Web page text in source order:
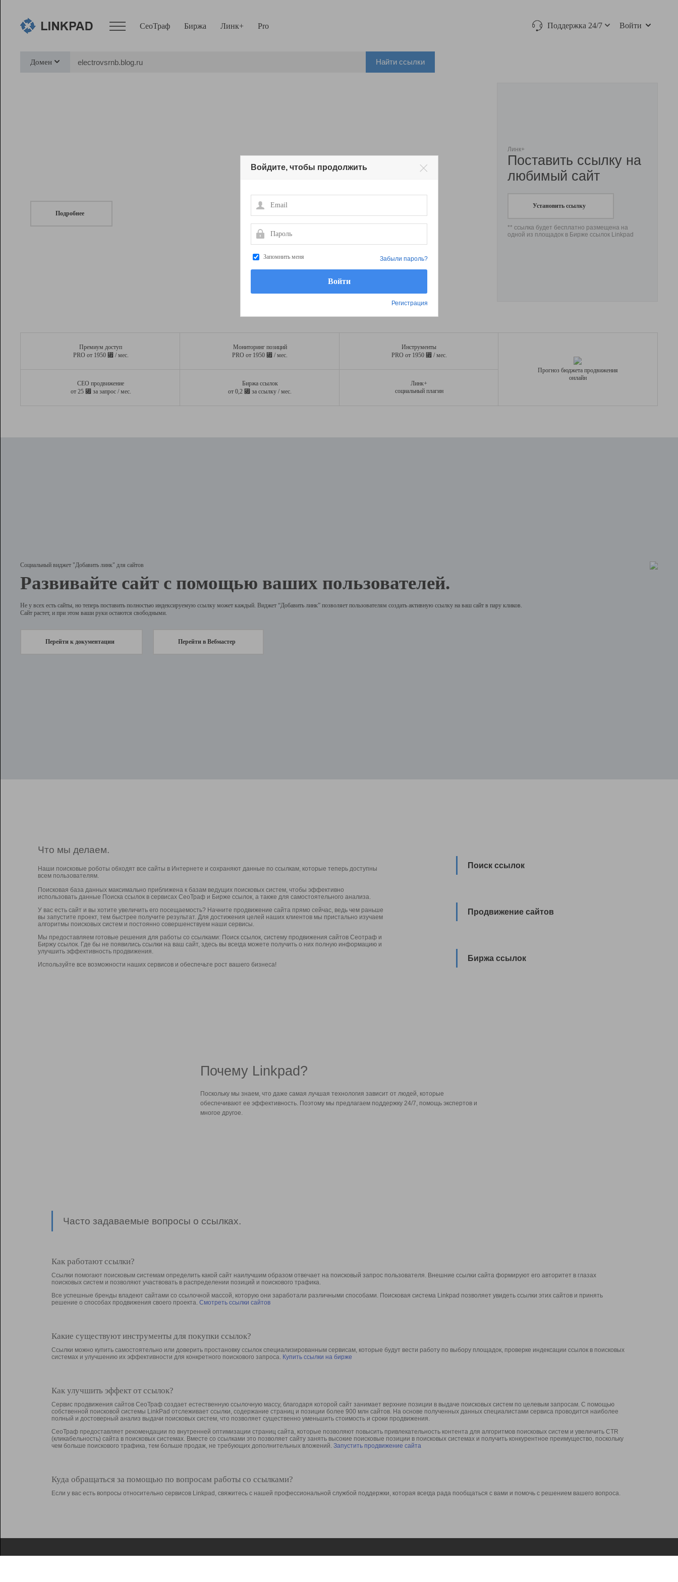
СеоТраф Биржа Линк+ Pro Поддержка 24/7 Войти
Домен Найти ссылки
Подробнее
Линк+
Поставить ссылку на
любимый сайт
Установить ссылку
** ссылка будет бесплатно размещена на
одной из площадок в Бирже ссылок Linkpad
Премиум доступ
PRO от 1950 ⃏ / мес.
Мониторинг позиций
PRO от 1950 ⃏ / мес.
Инструменты
PRO от 1950 ⃏ / мес.
СЕО продвижение
от 25 ⃏ за запрос / мес.
Биржа ссылок
от 0,2 ⃏ за ссылку / мес.
Линк+
социальный плагин
Прогноз бюджета продвижения
онлайн
Социальный виджет "Добавить линк" для сайтов
Развивайте сайт с помощью ваших пользователей.
Не у всех есть сайты, но теперь поставить полностью индексируемую ссылку может каждый. Виджет “Добавить линк” позволяет пользователям создать активную ссылку на ваш сайт в пару кликов.
Сайт растет, и при этом ваши руки остаются свободными.
Перейти к документации Перейти в Вебмастер
Что мы делаем.
Наши поисковые роботы обходят все сайты в Интернете и сохраняют данные по ссылкам, которые теперь доступны
всем пользователям.
Поисковая база данных максимально приближена к базам ведущих поисковых систем, чтобы эффективно
использовать данные Поиска ссылок в сервисах СеоТраф и Бирже ссылок, а также для самостоятельного анализа.
У вас есть сайт и вы хотите увеличить его посещаемость? Начните продвижение сайта прямо сейчас, ведь чем раньше
вы запустите проект, тем быстрее получите результат. Для достижения целей наших клиентов мы пристально изучаем
алгоритмы поисковых систем и постоянно совершенствуем наши сервисы.
Мы предоставляем готовые решения для работы со ссылками: Поиск ссылок, систему продвижения сайтов Сеотраф и
Биржу ссылок. Где бы не появились ссылки на ваш сайт, здесь вы всегда можете получить о них полную информацию и
улучшить эффективность продвижения.
Используйте все возможности наших сервисов и обеспечьте рост вашего бизнеса!
Поиск ссылок
Продвижение сайтов
Биржа ссылок
Почему Linkpad?
Поскольку мы знаем, что даже самая лучшая технология зависит от людей, которые
обеспечивают ее эффективность. Поэтому мы предлагаем поддержку 24/7, помощь экспертов и
многое другое.
Часто задаваемые вопросы о ссылках.
Как работают ссылки?
Ссылки помогают поисковым системам определить какой сайт наилучшим образом отвечает на поисковый запрос пользователя. Внешние ссылки сайта формируют его авторитет в глазах
поисковых систем и позволяют участвовать в раcпределении позиций и поискового трафика.
Все успешные бренды владеют сайтами со ссылочной массой, которую они заработали различными способами. Поисковая система Linkpad позволяет увидеть ссылки этих сайтов и принять
решение о способах продвижения своего проекта. Смотреть ссылки сайтов
Какие существуют инструменты для покупки ссылок?
Ссылки можно купить самостоятельно или доверить простановку ссылок специализированным сервисам, которые будут вести работу по выбору площадок, проверке индексации ссылок в поисковых
системах и улучшению их эффективности для конкретного поискового запроса. Купить ссылки на бирже
Как улучшить эффект от ссылок?
Сервис продвижения сайтов СеоТраф создает естественную ссылочную массу, благодаря которой сайт занимает верхние позиции в выдаче поисковых систем по целевым запросам. С помощью
собственной поисковой системы LinkPad отслеживает ссылки, содержание страниц и позиции более 900 млн сайтов. На основе полученных данных специалистами сервиса проводится наиболее
полный и достоверный анализ выдачи поисковых систем, что позволяет существенно уменьшить стоимость и сроки продвижения.
СеоТраф предоставляет рекомендации по внутренней оптимизации страниц сайта, которые позволяют повысить привлекательность контента для алгоритмов поисковых систем и увеличить CTR
(кликабельность) сайта в поисковых системах. Вместе со ссылками это позволяет сайту занять высокие поисковые позиции в поисковых системах и получить конкурентное преимущество, поскольку
чем больше поискового трафика, тем больше продаж, не требующих дополнительных вложений. Запустить продвижение сайта
Куда обращаться за помощью по вопросам работы со ссылками?
Если у вас есть вопросы относительно сервисов Linkpad, свяжитесь с нашей профессиональной службой поддержки, которая всегда рада пообщаться с вами и помочь с решением вашего вопроса.
Войдите, чтобы продолжить
Email
Пароль
Запомнить меня
Регистрация
Забыли пароль?